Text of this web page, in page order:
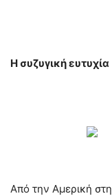
Η συζυγική ευτυχία
Από την Αμερική